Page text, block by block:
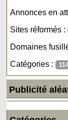
Annonces en
Sites réformés :
Domaines
Catégories :
Publicité